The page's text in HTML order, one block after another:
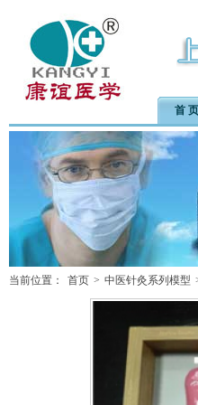
首 页
当前位置： 首页 > 中医针灸系列模型